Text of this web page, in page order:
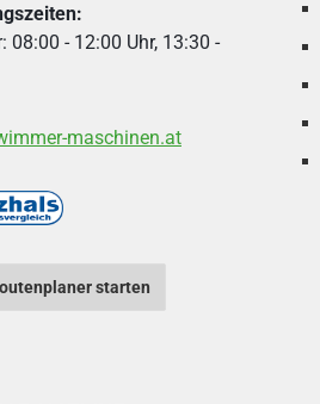
08:00 - 12:00 Uhr, 13:30 -
maschinen.at
starten